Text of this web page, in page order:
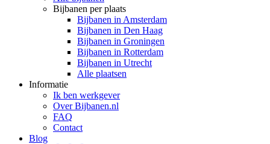
Bijbanen per plaats
Bijbanen in Amsterdam
Bijbanen in Den Haag
Bijbanen in Groningen
Bijbanen in Rotterdam
Bijbanen in Utrecht
Alle plaatsen
Informatie
Ik ben werkgever
Over Bijbanen.nl
FAQ
Contact
Blog